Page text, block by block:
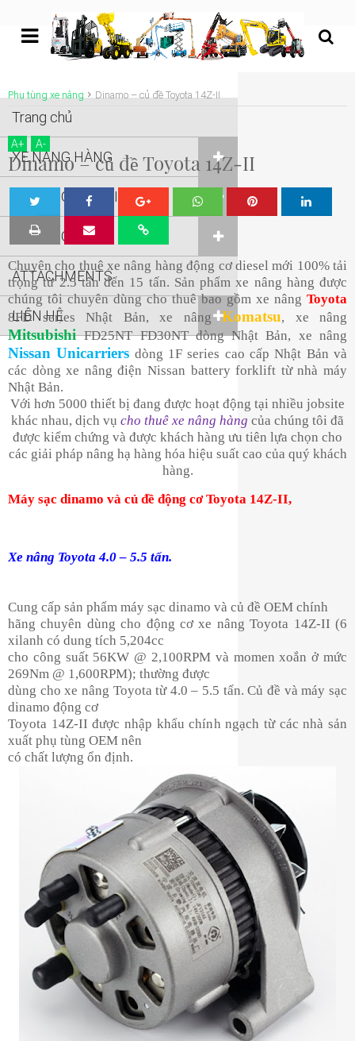
Phụ tùng xe nâng Dinamo – củ đề Toyota 14Z-II
A+ A-
Dinamo – củ đề Toyota 14Z-II
eet
Sha
re
Sha
re
re
re
Chuyên cho thuê xe nâng hàng động cơ diesel mới 100% tải
trọng từ 2.5 tấn đến 15 tấn. Sản phẩm xe nâng hàng được
chúng tôi chuyên dùng cho thuê bao gồm xe nâng Toyota
8FD series Nhật Bản, xe nângKomatsu, xe nâng
Mitsubishi FD25NT FD30NT dòng Nhật Bản, xe nâng
Nissan Unicarriers dòng 1F series cao cấp Nhật Bản và
các dòng xe nâng điện Nissan battery forklift từ nhà máy
Nhật Bản.
Với hơn 5000 thiết bị đang được hoạt động tại nhiều jobsite
khác nhau, dịch vụ cho thuê xe nâng hàng của chúng tôi đã
được kiểm chứng và được khách hàng ưu tiên lựa chọn cho
các giải pháp nâng hạ hàng hóa hiệu suất cao của quý khách
hàng.
Máy sạc dinamo và củ đề động cơ Toyota 14Z-II,
Xe nâng Toyota 4.0 – 5.5 tấn.
Cung cấp sản phẩm máy sạc dinamo và củ đề OEM chính
hãng chuyên dùng cho động cơ xe nâng Toyota 14Z-II (6
xilanh có dung tích 5,204cc
cho công suất 56KW @ 2,100RPM và momen xoắn ở mức
269Nm @ 1,600RPM); thường được
dùng cho xe nâng Toyota từ 4.0 – 5.5 tấn. Củ đề và máy sạc
dinamo động cơ
Toyota 14Z-II được nhập khẩu chính ngạch từ các nhà sản
xuất phụ tùng OEM nên
có chất lượng ổn định.
undefined
Trang chủ
XE NÂNG HÀNG
XE NÂNG NGƯỜI
XE NÂNG KHÁC
ATTACHMENTS
LIÊN HỆ